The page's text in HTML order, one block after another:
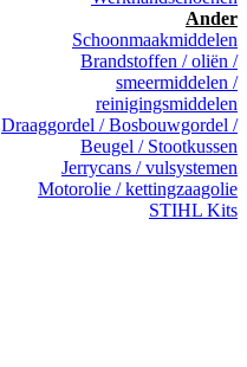
Ander
Schoonmaakmiddelen
Brandstoffen / oliën /
smeermiddelen /
reinigingsmiddelen
Draaggordel / Bosbouwgordel /
Beugel / Stootkussen
Jerrycans / vulsystemen
Motorolie / kettingzaagolie
STIHL Kits